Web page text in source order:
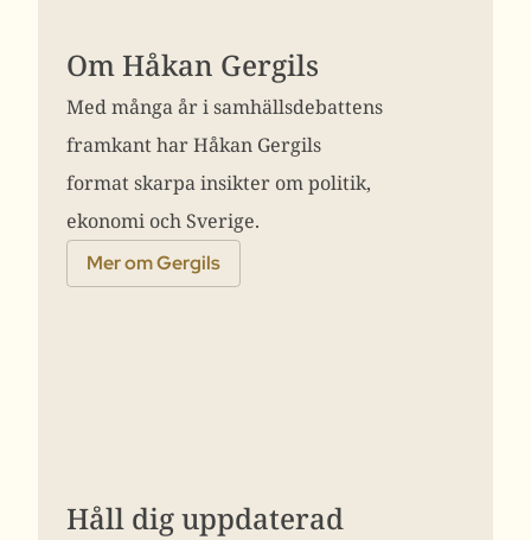
Om Håkan Gergils
Med många år i samhällsdebattens
framkant har Håkan Gergils
format skarpa insikter om politik,
ekonomi och Sverige.
Mer om Gergils
Håll dig uppdaterad